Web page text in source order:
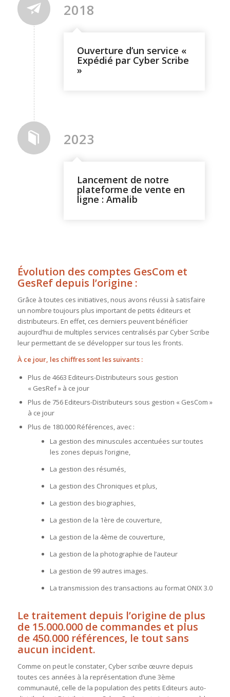
2018
Ouverture d’un service «
Expédié par Cyber Scribe
»
2023
Lancement de notre
plateforme de vente en
ligne : Amalib
Évolution des comptes GesCom et
GesRef depuis l’origine :
Grâce à toutes ces initiatives, nous avons réussi à satisfaire
un nombre toujours plus important de petits éditeurs et
distributeurs. En effet, ces derniers peuvent bénéficier
aujourd’hui de multiples services centralisés par Cyber Scribe
leur permettant de se développer sur tous les fronts.
À ce jour, les chiffres sont les suivants :
Plus de 4663 Editeurs-Distributeurs sous gestion
« GesRef » à ce jour
Plus de 756 Editeurs-Distributeurs sous gestion « GesCom »
à ce jour
Plus de 180.000 Références, avec :
La gestion des minuscules accentuées sur toutes
les zones depuis l’origine,
La gestion des résumés,
La gestion des Chroniques et plus,
La gestion des biographies,
La gestion de la 1ère de couverture,
La gestion de la 4ème de couverture,
La gestion de la photographie de l’auteur
La gestion de 99 autres images.
La transmission des transactions au format ONIX 3.0
Le traitement depuis l’origine de plus
de 15.000.000 de commandes et plus
de 450.000 références, le tout sans
aucun incident.
Comme on peut le constater, Cyber scribe œuvre depuis
toutes ces années à la représentation d’une 3ème
communauté, celle de la population des petits Editeurs auto-